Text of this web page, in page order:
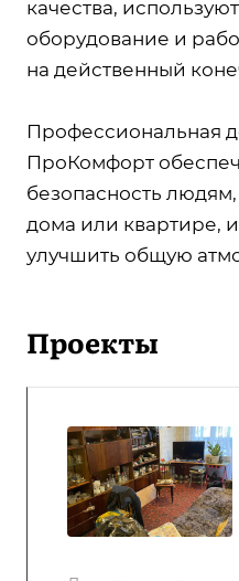
качества,
оборудование и
на действенный
Профессиональная
ПроКомфорт
безопасность
дома или квартире,
улучшить общую
Проекты